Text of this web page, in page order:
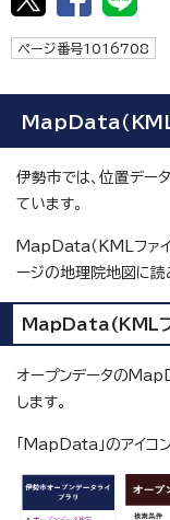
ページ番号1016708
MapData（KML
伊勢市では、位置デー
ています。
MapData（KMLファ
ージの地理院地図に読
MapData(KMLフ
オープンデータの
します。
「MapData」のアイコ